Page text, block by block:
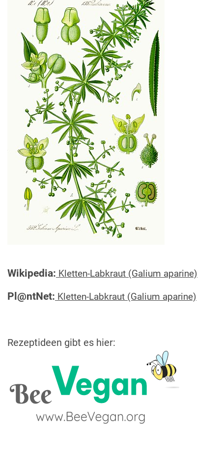
Wikipedia: Kletten-Labkraut (Galium aparine)
Pl@ntNet: Kletten-Labkraut (Galium aparine)
Rezeptideen gibt es hier: